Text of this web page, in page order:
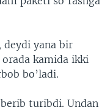
deydi yana bir
kamida ikki
bo’ladi.
turibdi. Undan